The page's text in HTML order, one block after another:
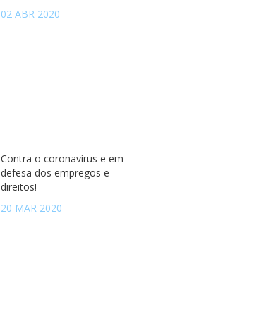
02 ABR 2020
Contra o coronavírus e em
defesa dos empregos e
direitos!
20 MAR 2020